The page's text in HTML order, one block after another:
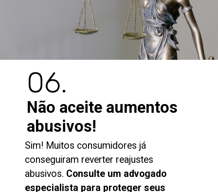
Não aceite aumentos
abusivos!
06.
Sim! Muitos consumidores já
conseguiram reverter reajustes
abusivos. Consulte um advogado
especialista para proteger seus